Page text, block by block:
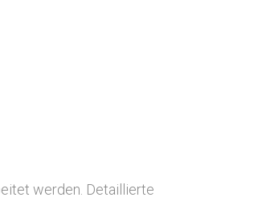
werden. Detaillierte